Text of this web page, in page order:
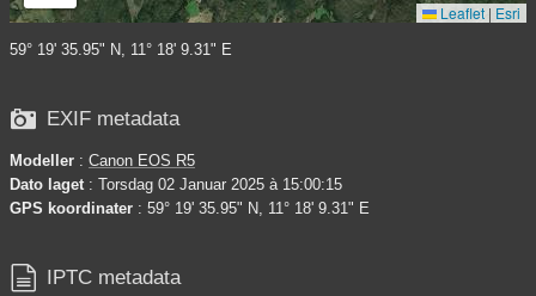
Leaflet | Esri
59° 19' 35.95" N, 11° 18' 9.31" E
 EXIF metadata
Modeller : Canon EOS R5
Dato laget : Torsdag 02 Januar 2025 à 15:00:15
GPS koordinater : 59° 19' 35.95" N, 11° 18' 9.31" E
 IPTC metadata